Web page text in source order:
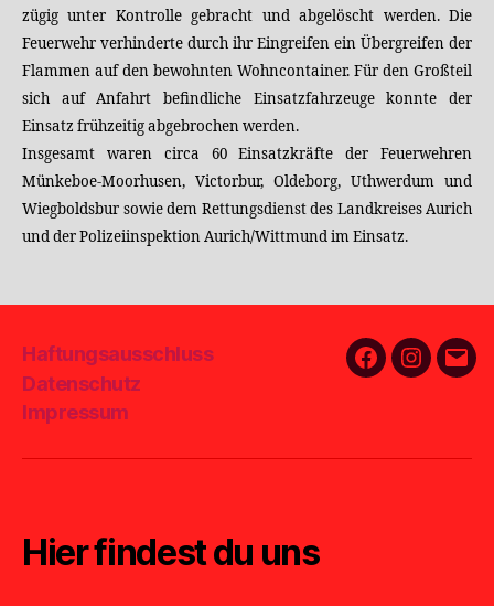
zügig unter Kontrolle gebracht und abgelöscht werden. Die
Feuerwehr verhinderte durch ihr Eingreifen ein Übergreifen der
Flammen auf den bewohnten Wohncontainer. Für den Großteil
sich auf Anfahrt befindliche Einsatzfahrzeuge konnte der
Einsatz frühzeitig abgebrochen werden.
Insgesamt waren circa 60 Einsatzkräfte der Feuerwehren
Münkeboe-Moorhusen, Victorbur, Oldeborg, Uthwerdum und
Wiegboldsbur sowie dem Rettungsdienst des Landkreises Aurich
und der Polizeiinspektion Aurich/Wittmund im Einsatz.
Haftungsausschluss
Datenschutz
Impressum
FacebookE-
Hier findest du uns